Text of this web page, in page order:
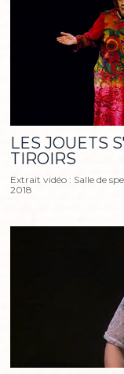
LES JOUETS
TIROIRS
Extrait vidéo : Salle de
2018